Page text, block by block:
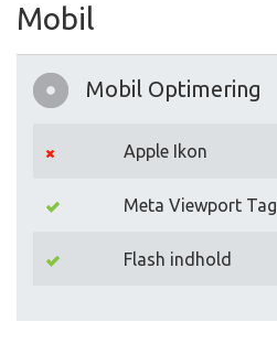
Mobil
Mobil Optimering
Apple Ikon
Meta Viewport Tag
Flash indhold